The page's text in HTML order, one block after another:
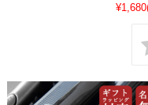
¥1,680